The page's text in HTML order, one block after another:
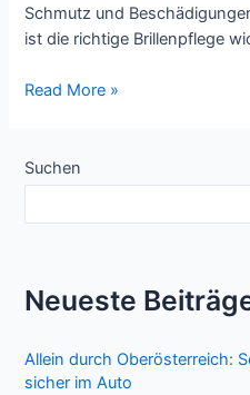
Schmutz und
ist die richtige Brillenpflege
Brillenpflege
Sie
Ihre
und
Read More »
Suchen
Neueste
Allein durch Oberösterreich:
sicher im Auto